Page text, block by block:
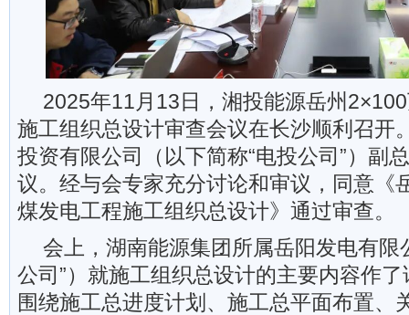
2025年11月13日，湘投能源岳州
施工组织总设计审查会议在长沙顺利召开
投资有限公司（以下简称“电投公司”）副
议。经与会专家充分讨论和审议，同意《
煤发电工程施工组织总设计》通过审查。
会上，湖南能源集团所属岳阳发电有限
公司”）就施工组织总设计的主要内容作
围绕施工总进度计划、施工总平面布置、